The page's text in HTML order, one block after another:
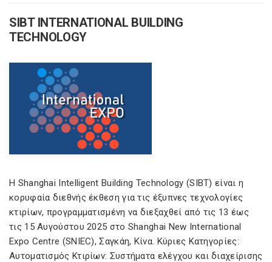
SIBT INTERNATIONAL BUILDING
TECHNOLOGY
Η Shanghai Intelligent Building Technology (SIBT) είναι η
κορυφαία διεθνής έκθεση για τις έξυπνες τεχνολογίες
κτιρίων, προγραμματισμένη να διεξαχθεί από τις 13 έως
τις 15 Αυγούστου 2025 στο Shanghai New International
Expo Centre (SNIEC), Σαγκάη, Κίνα. Κύριες Κατηγορίες:
Αυτοματισμός Κτιρίων: Συστήματα ελέγχου και διαχείρισης